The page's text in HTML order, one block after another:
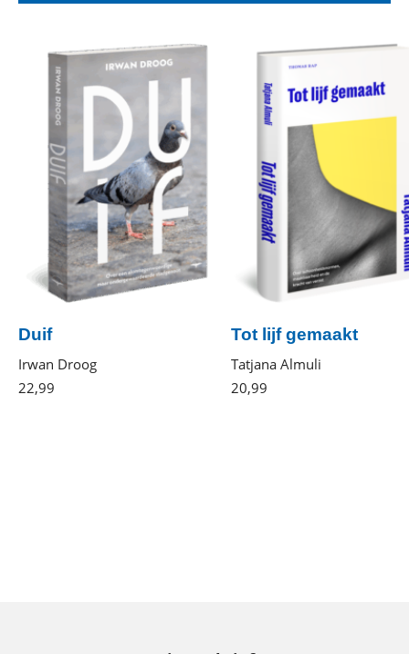
Duif
Irwan Droog
22,99
Tot lijf gemaakt
Tatjana Almuli
20,99